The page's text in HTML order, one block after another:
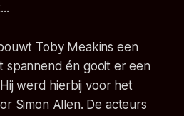
Toby Meakins een
spannend én gooit er een
werd hierbij voor het
Simon Allen. De acteurs